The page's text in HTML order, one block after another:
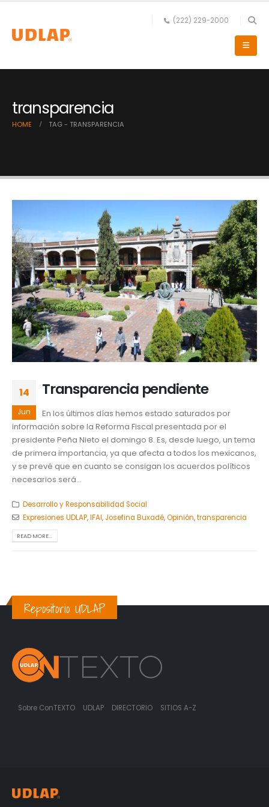
(222) 229-2000
transparencia
HOME TAG - TRANSPARENCIA
14
Jun
Transparencia pendiente
En los últimos días hemos estado saturados por
información sobre la Reforma Fiscal presentada por el
presidente Peña Nieto el domingo 8. Es, desde luego, un tema
de primera importancia, ya que afecta a todos los mexicanos,
y se prevé que en cuanto se consigan los acuerdos políticos
necesarios será...
Desarrollo y Responsabilidad Social
Expresiones UDLAP,IFAI, Josefina Buxadé,Opinión,transparencia
READ MORE...
Repositorio UDLAP
Sobre ConTEXTO UDLAP DIRECTORIO SITIOS A-Z